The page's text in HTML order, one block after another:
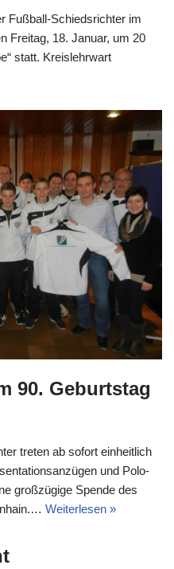
Fußball-Schiedsrichter im
Freitag, 18. Januar, um 20
statt. Kreislehrwart
90. Geburtstag
treten ab sofort einheitlich
und Polo-
großzügige Spende des
Weiterlesen »